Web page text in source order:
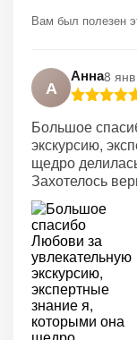
Вам был полезен
А
Анна8
Большое
экскурсию,
щедро
Захотелось